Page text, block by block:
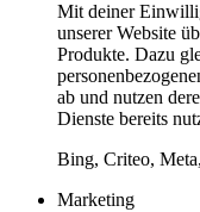
Mit deiner
unserer Website
Produkte. Dazu
ab und nutzen
Dienste bereits
Bing, Criteo,
Marketing